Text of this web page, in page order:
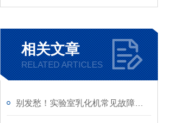
相关文章
RELATED ARTICLES